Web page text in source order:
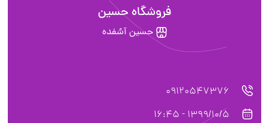
فروشگاه حسین
حسین آسُفده
09120547376
1399/10/5 - 16:45